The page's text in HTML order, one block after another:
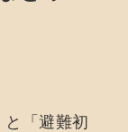
と「避難初